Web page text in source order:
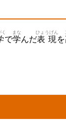
で学
まな
んだ表現
ひょうげん
を